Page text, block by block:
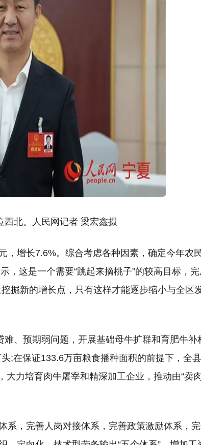
西北。人民网记者 梁宏鑫摄
，增长7.6%。综合考虑各种因素，确定今年农
，这是一个需要“跳起来摘桃子”的较高目标，
掘新的增长点，只有这样才能逐步缩小与全区
、预期弱问题，开展基础母牛扩群和育肥牛补
;在保证133.6万亩粮食播种面积的前提下，全
力培育肉牛屠宰和精深加工企业，推动由“卖
系，完善人岗对接体系，完善政策激励体系，